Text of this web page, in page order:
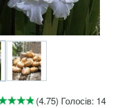
(4.75) Голосів: 14